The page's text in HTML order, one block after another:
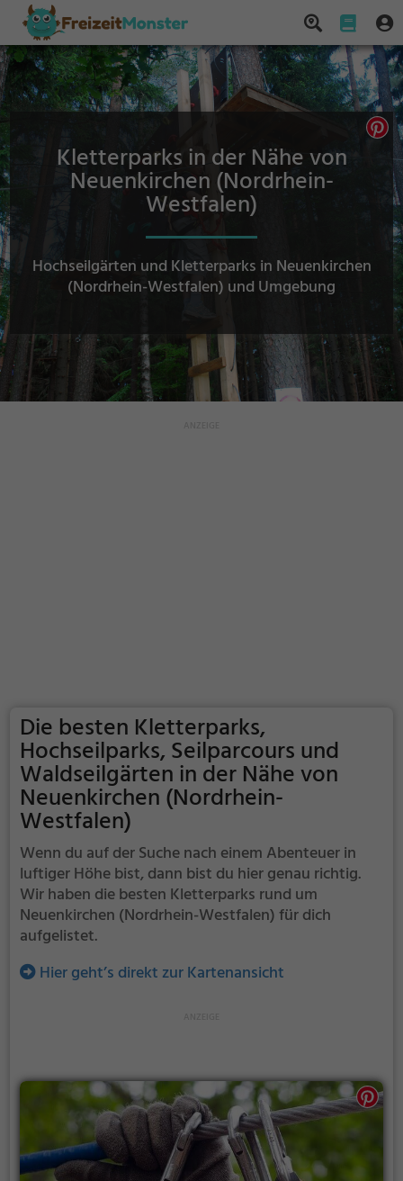
Kletterparks in der Nähe von
Neuenkirchen (Nordrhein-
Westfalen)
Hochseilgärten und Kletterparks in Neuenkirchen
(Nordrhein-Westfalen) und Umgebung
Die besten Kletterparks,
Hochseilparks, Seilparcours und
Waldseilgärten in der Nähe von
Neuenkirchen (Nordrhein-
Westfalen)
Wenn du auf der Suche nach einem Abenteuer in
luftiger Höhe bist, dann bist du hier genau richtig.
Wir haben die besten Kletterparks rund um
Neuenkirchen (Nordrhein-Westfalen) für dich
aufgelistet.
Hier geht’s direkt zur Kartenansicht